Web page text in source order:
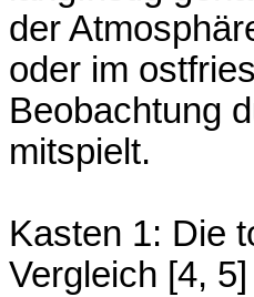
der
oder im
Beobachtung
mitspielt.
Kasten 1: Die
Vergleich [4, 5]